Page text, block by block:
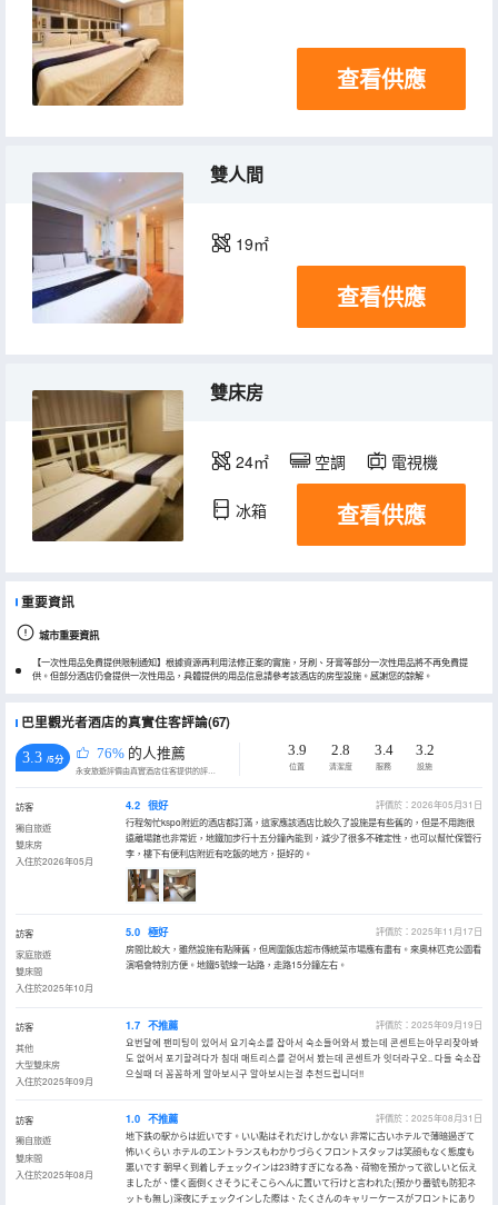
查看供應
雙人間
19㎡
查看供應
雙床房
24㎡ 空調 電視機
冰箱 查看供應
重要資訊
城市重要資訊
【一次性用品免費提供限制通知】根據資源再利用法修正案的實施，牙刷、牙膏等部分一次性用品將不再免費提
供。但部分酒店仍會提供一次性用品，具體提供的用品信息請參考該酒店的房型設施。感謝您的諒解。
巴里觀光者酒店的真實住客評論(67)
3.3 /5分 76% 的人推薦
永安旅遊評價由真實酒店住客提供的評價。
3.9
位置
2.8
清潔度
3.4
服務
3.2
設施
訪客
獨自旅遊
雙床房
入住於2026年05月
4.2 很好
評價於：2026年05月31日
行程匆忙kspo附近的酒店都訂滿，這家應該酒店比較久了設施是有些舊的，但是不用跑很
遠離場館也非常近，地鐵加步行十五分鐘內能到，減少了很多不確定性，也可以幫忙保管行
李，樓下有便利店附近有吃飯的地方，挺好的。
訪客
家庭旅遊
雙床間
入住於2025年10月
5.0 極好
評價於：2025年11月17日
房間比較大，雖然設施有點陳舊，但周圍飯店超市傳統菜市場應有盡有。來奧林匹克公園看
演唱會特別方便。地鐵5號線一站路，走路15分鐘左右。
訪客
其他
大型雙床房
入住於2025年09月
1.7 不推薦
評價於：2025年09月19日
요번달에 팬미팅이 있어서 요기숙소를 잡아서 숙소들어와서 봤는데 콘센트는아무리찾아봐
도 없어서 포기할려다가 침대 매트리스를 걷어서 봤는데 콘센트가 잇더라구오.. 다들 숙소잡
으실때 더 꼼꼼하게 알아보시구 알아보시는걸 추천드립니더!!
訪客
獨自旅遊
雙床間
入住於2025年08月
1.0 不推薦
評價於：2025年08月31日
地下鉄の駅からは近いです。いい點はそれだけしかない 非常に古いホテルで薄暗過ぎて
怖いくらい ホテルのエントランスもわかりづらくフロントスタッフは笑顔もなく態度も
悪いです 朝早く到着しチェックインは23時すぎになる為、荷物を預かって欲しいと伝え
ましたが、悽く面倒くさそうにそこらへんに置いて行けと言われた(預かり番號も防犯ネ
ットも無し)深夜にチェックインした際は、たくさんのキャリーケースがフロントにあり